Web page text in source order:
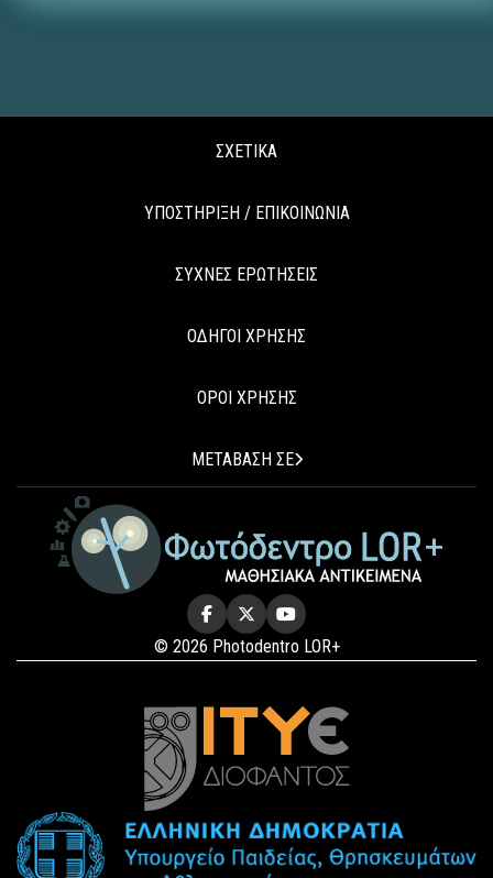
ΣΧΕΤΙΚΑ
ΥΠΟΣΤΗΡΙΞΗ / ΕΠΙΚΟΙΝΩΝΙΑ
ΣΥΧΝΕΣ ΕΡΩΤΗΣΕΙΣ
ΟΔΗΓΟΙ ΧΡΗΣΗΣ
ΟΡΟΙ ΧΡΗΣΗΣ
ΜΕΤΑΒΑΣΗ ΣΕ
© 2026 Photodentro LOR+